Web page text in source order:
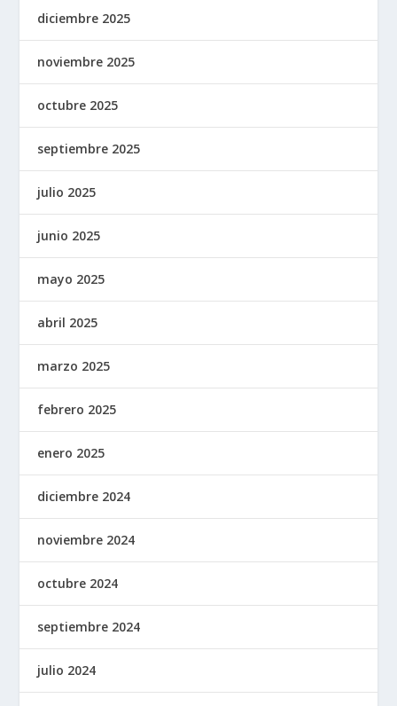
diciembre 2025
noviembre 2025
octubre 2025
septiembre 2025
julio 2025
junio 2025
mayo 2025
abril 2025
marzo 2025
febrero 2025
enero 2025
diciembre 2024
noviembre 2024
octubre 2024
septiembre 2024
julio 2024